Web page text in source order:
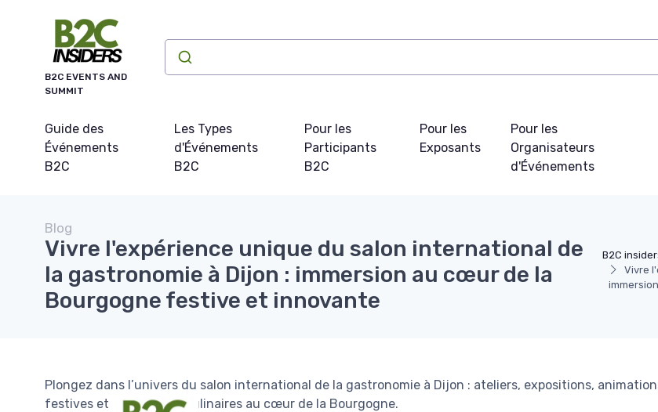
B2C EVENTS AND
SUMMIT
Guide des
Événements
B2C
Les Types
d'Événements
B2C
Pour les
Participants
B2C
Pour les
Exposants
Pour les
Organisateurs
d'Événements
B2C
Vivre
Blog
Vivre l'expérience unique du salon international de
la gastronomie à Dijon : immersion au cœur de la
Bourgogne festive et innovante
Plongez dans l’univers du salon international de la gastronomie à Dijon : ateliers, expositions,
festives et innovations culinaires au cœur de la Bourgogne.